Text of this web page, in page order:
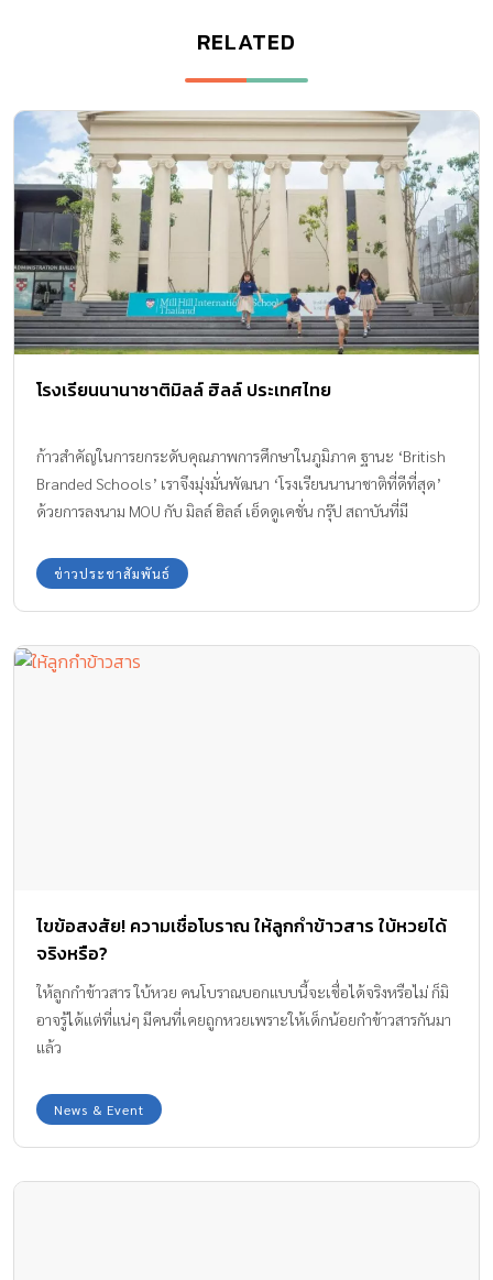
RELATED
โรงเรียนนานาชาติมิลล์ ฮิลล์ ประเทศไทย
ก้าวสำคัญในการยกระดับคุณภาพการศึกษาในภูมิภาค ฐานะ ‘British
Branded Schools’ เราจึงมุ่งมั่นพัฒนา ‘โรงเรียนนานาชาติที่ดีที่สุด’
ด้วยการลงนาม MOU กับ มิลล์ ฮิลล์ เอ็ดดูเคชั่น กรุ๊ป สถาบันที่มี
แห่งแรกนอกสหราชอาณาจักรที่จังหวัดเชียงใหม่ บริษัท อรสิริน เอ็ดดู
เคชั่น จำกัด ในเครือ บริษัท อรสิริน โฮลดิ้ง จำกัด (มหาชน) ผู้นำด้าน
ใหม่ที่เปี่ยมด้วยวิสัยทัศน์ ทุ่มงบกว่าพันล้านบาท ประกาศเปิดตัว
โรงเรียนนานาชาติมิลล์ ฮิลล์ ประเทศไทย (Mill Hill International
ข่าวประชาสัมพันธ์
ไขข้อสงสัย! ความเชื่อโบราณ ให้ลูกกำข้าวสาร ใบ้หวยได้
จริงหรือ?
ให้ลูกกำข้าวสาร ใบ้หวย คนโบราณบอกแบบนี้จะเชื่อได้จริงหรือไม่ ก็มิ
อาจรู้ได้แต่ที่แน่ๆ มีคนที่เคยถูกหวยเพราะให้เด็กน้อยกำข้าวสารกันมา
แล้ว
News & Event